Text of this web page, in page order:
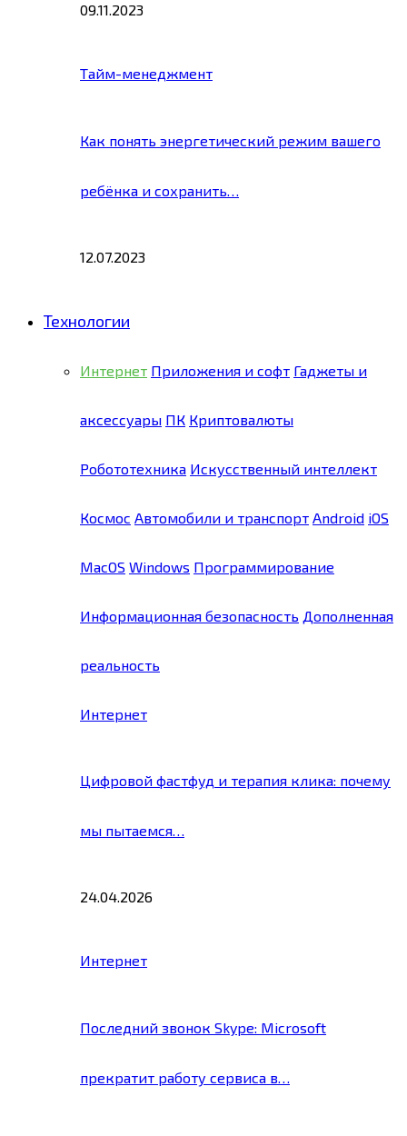
09.11.2023
Тайм-менеджмент
Как понять энергетический режим вашего
ребёнка и сохранить…
12.07.2023
Технологии
Интернет Приложения и софт Гаджеты и
аксессуары ПК Криптовалюты
Робототехника Искусственный интеллект
Космос Автомобили и транспорт Android iOS
MacOS Windows Программирование
Информационная безопасность Дополненная
реальность
Интернет
Цифровой фастфуд и терапия клика: почему
мы пытаемся…
24.04.2026
Интернет
Последний звонок Skype: Microsoft
прекратит работу сервиса в…